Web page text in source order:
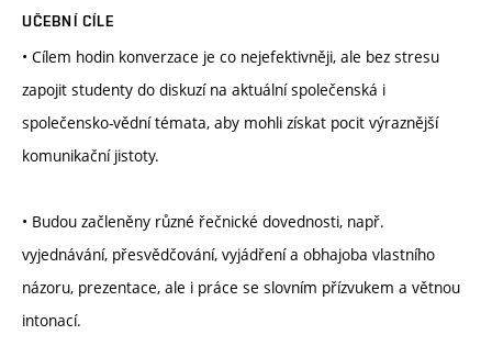
UČEBNÍ CÍLE
• Cílem hodin konverzace je co nejefektivněji, ale bez stresu
zapojit studenty do diskuzí na aktuální společenská i
společensko-vědní témata, aby mohli získat pocit výraznější
komunikační jistoty.
• Budou začleněny různé řečnické dovednosti, např.
vyjednávání, přesvědčování, vyjádření a obhajoba vlastního
názoru, prezentace, ale i práce se slovním přízvukem a větnou
intonací.